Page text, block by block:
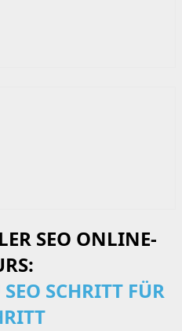
SEO ONLINE-
SCHRITT FÜR